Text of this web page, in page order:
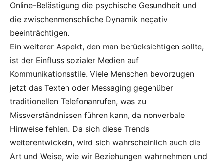
Online-Belästigung die psychische Gesundheit und
die zwischenmenschliche Dynamik negativ
beeinträchtigen.
Ein weiterer Aspekt, den man berücksichtigen sollte,
ist der Einfluss sozialer Medien auf
Kommunikationsstile. Viele Menschen bevorzugen
jetzt das Texten oder Messaging gegenüber
traditionellen Telefonanrufen, was zu
Missverständnissen führen kann, da nonverbale
Hinweise fehlen. Da sich diese Trends
weiterentwickeln, wird sich wahrscheinlich auch die
Art und Weise, wie wir Beziehungen wahrnehmen und